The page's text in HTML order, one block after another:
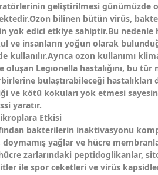
geliştirilmesi günümüzde
bilinen bütün virüs,
yok edici etkiye sahiptir.Bu nedenle
ve insanların yoğun olarak
kullanılır.Ayrıca ozon kullanımı
oluşan Legıonella hastalığını, bu
bulaştırabileceği
ve kötü kokuları yok etmesi
yaratır.
Etkisi
bakterilerin inaktivasyonu
yağlar ve hücre
zarlarındaki peptidoglikanlar,
ile spor ceketleri ve virüs